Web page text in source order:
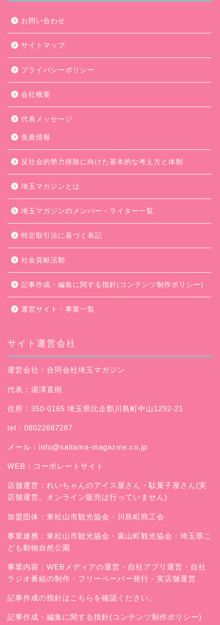
お問い合わせ
サイトマップ
プライバシーポリシー
会社概要
代表メッセージ
免責情報
反社会的勢力排除に向けた基本的な考え方と体制
埼玉マガジンとは
埼玉マガジンのメンバー・ライター一覧
特定取引法に基づく表記
社会貢献活動
記事作成・編集に関する指針(コンテンツ制作ポリシー)
運営サイト・事業一覧
サイト運営会社
運営会社：合同会社埼玉マガジン
代表：湯澤直樹
住所：350-0165 埼玉県比企郡川島町中山1292-21
tel：08022687287
メール： info@saitama-magazine.co.jp
WEB： コーポレートサイト
店舗運営： れいちゃんのアイス屋さん ・駄菓子屋さん(実
店舗運営。オンライン販売は行っていません)
加盟団体：東松山市観光協会・川島町商工会
事業連携：東松山市観光協会・嵐山町観光協会・埼玉県こ
ども動物自然公園
事業内容：WEBメディアの運営・自社アプリ運営・自社
ラジオ番組の制作・フリーペーパー発行・実店舗運営
記事作成の指針はこちらを確認ください。
記事作成・編集に関する指針(コンテンツ制作ポリシー)